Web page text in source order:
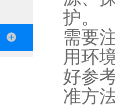
护。
需要
用环
好参
准方